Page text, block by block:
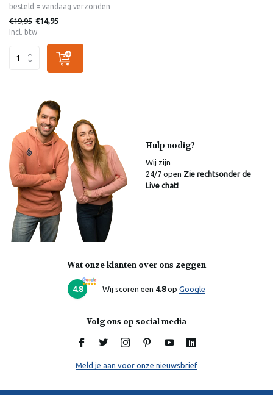
besteld = vandaag verzonden
€19,95 €14,95
Incl. btw
Hulp nodig?
Wij zijn
24/7 open Zie rechtsonder de
Live chat!
Wat onze klanten over ons zeggen
4.8 Wij scoren een 4.8op Google
Volg ons op social media
Meld je aan voor onze nieuwsbrief